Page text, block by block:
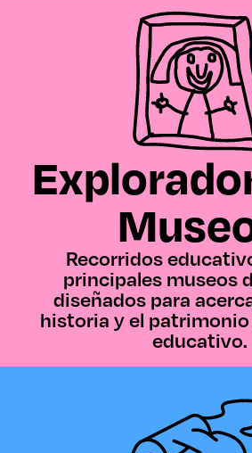
Recorridos
principales museos
diseñados para
historia y el patrimonio
educativo.